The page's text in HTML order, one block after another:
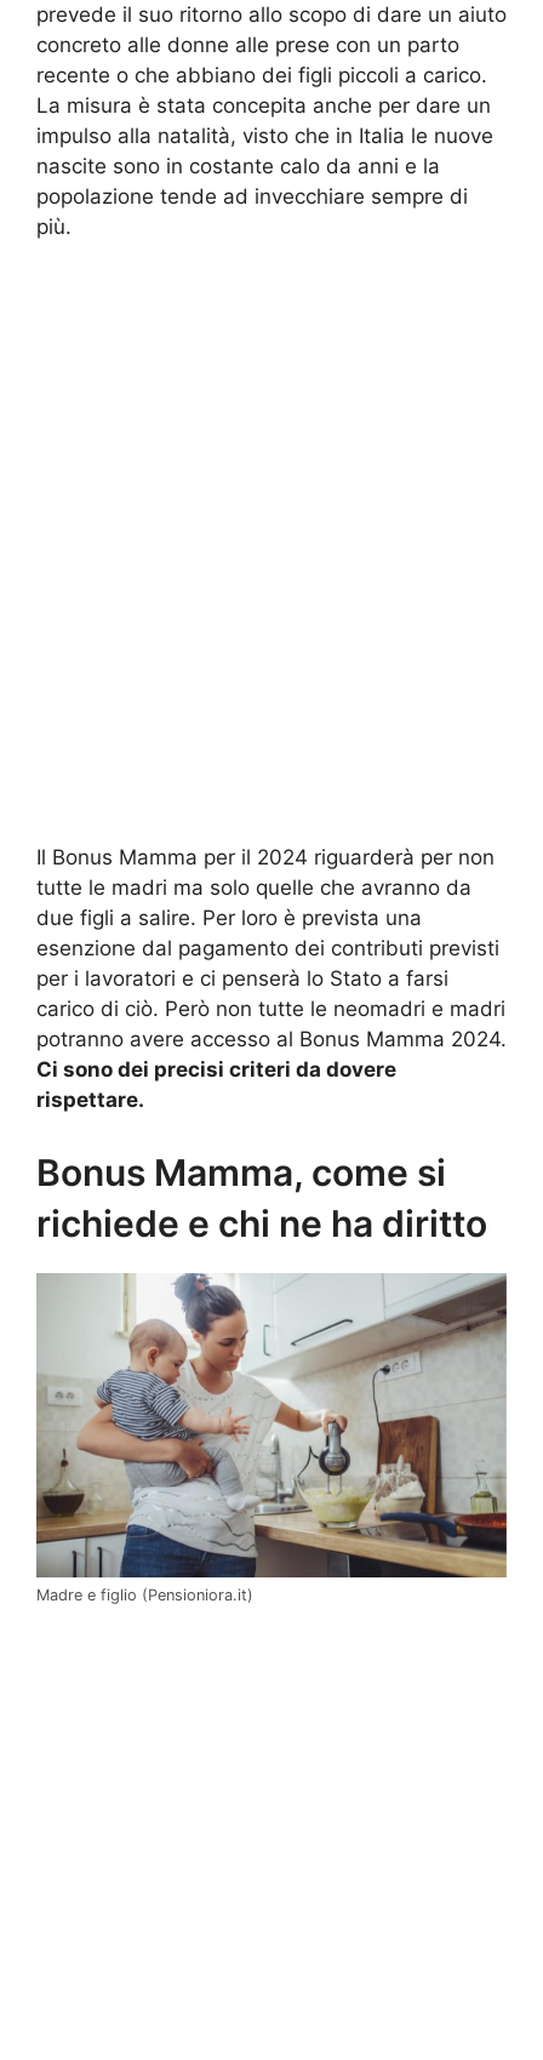
prevede il suo ritorno allo scopo di dare un aiuto
concreto alle donne alle prese con un parto
recente o che abbiano dei figli piccoli a carico.
La misura è stata concepita anche per dare un
impulso alla natalità, visto che in Italia le nuove
nascite sono in costante calo da anni e la
popolazione tende ad invecchiare sempre di
più.
Il Bonus Mamma per il 2024 riguarderà per non
tutte le madri ma solo quelle che avranno da
due figli a salire. Per loro è prevista una
esenzione dal pagamento dei contributi previsti
per i lavoratori e ci penserà lo Stato a farsi
carico di ciò. Però non tutte le neomadri e madri
potranno avere accesso al Bonus Mamma 2024.
Ci sono dei precisi criteri da dovere
rispettare.
Bonus Mamma, come si
richiede e chi ne ha diritto
Madre e figlio (Pensioniora.it)